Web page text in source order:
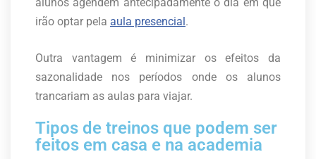
alunos agendem antecipadamente o dia em que
irão optar pela aula presencial .
Outra vantagem é minimizar os efeitos da
sazonalidade nos períodos onde os alunos
trancariam as aulas para viajar.
Tipos de treinos que podem ser
feitos em casa e na academia